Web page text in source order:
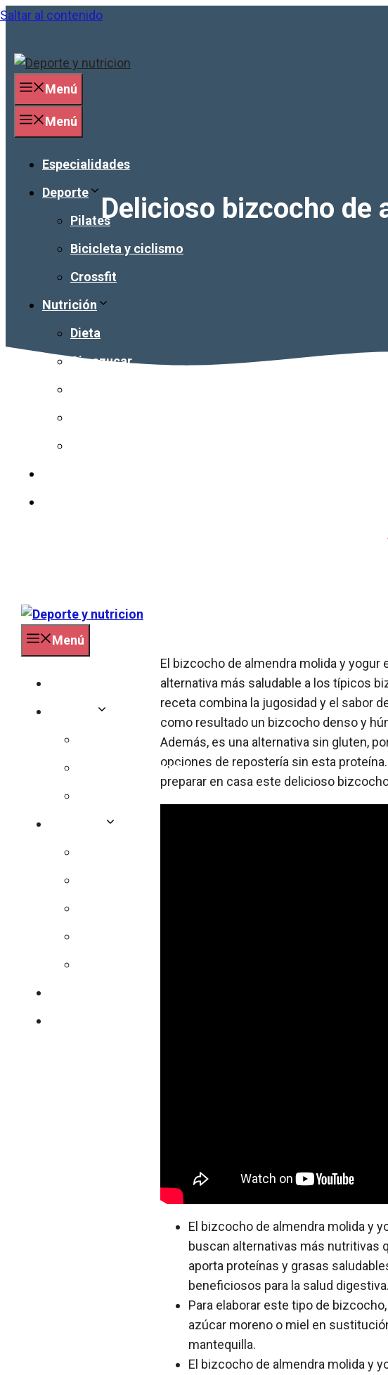
Saltar al contenido
Menú
Menú
Especialidades
Deporte
Pilates
Bicicleta y ciclismo
Crossfit
Nutrición
Dieta
Sin azucar
Menú
Bicicleta y ciclismo
Delicioso bizcocho de
El bizcocho de almendra molida y
alternativa más saludable a los típicos
receta combina la jugosidad y el sabor
como resultado un bizcocho denso y
Además, es una alternativa sin gluten,
opciones de repostería sin esta
preparar en casa este delicioso
El bizcocho de almendra molida y
buscan alternativas más nutritivas
aporta proteínas y grasas
beneficiosos para la salud digestiva.
Para elaborar este tipo de
azúcar moreno o miel en
mantequilla.
El bizcocho de almendra molida y